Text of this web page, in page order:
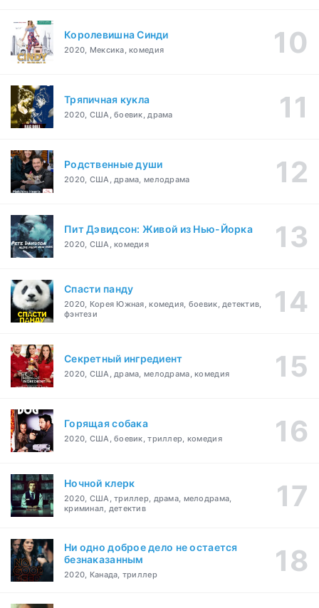
Королевишна Синди
2020, Мексика, комедия
Тряпичная кукла
2020, США, боевик, драма
Родственные души
2020, США, драма, мелодрама
Пит Дэвидсон: Живой из Нью-Йорка
2020, США, комедия
Спасти панду
2020, Корея Южная, комедия, боевик, детектив,
фэнтези
Секретный ингредиент
2020, США, драма, мелодрама, комедия
Горящая собака
2020, США, боевик, триллер, комедия
Ночной клерк
2020, США, триллер, драма, мелодрама,
криминал, детектив
Ни одно доброе дело не остается
безнаказанным
2020, Канада, триллер